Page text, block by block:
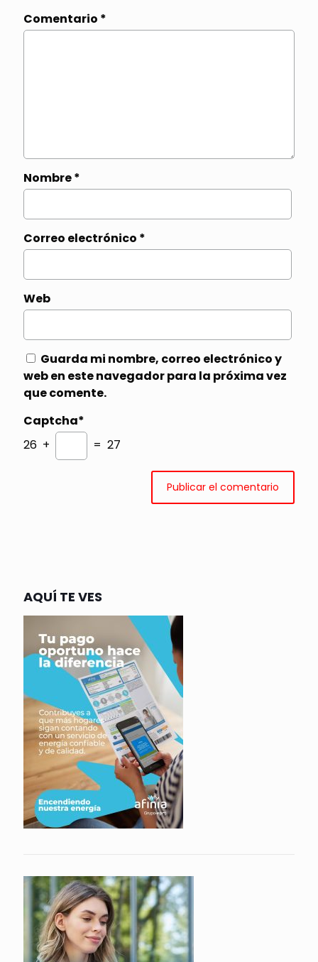
Comentario *
Nombre*
Correo electrónico *
Web
Guarda mi nombre, correo electrónico y
web en este navegador para la próxima vez
que comente.
Captcha*
26 +
= 27
AQUÍ TE VES